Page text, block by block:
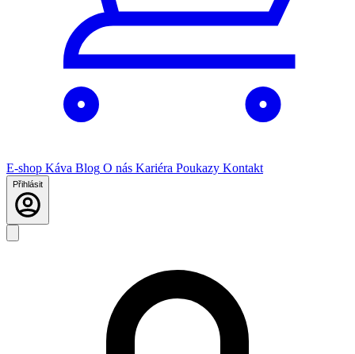
E-shop Káva Blog O nás Kariéra Poukazy Kontakt
Přihlásit